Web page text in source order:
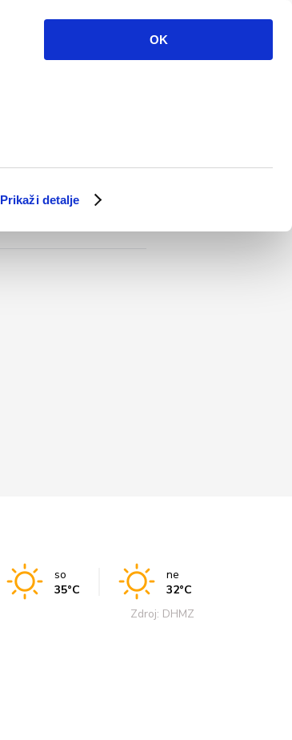
Prikaži detalje
OK
Kontakt
so
35°C
ne
32°C
Zdroj: DHMZ